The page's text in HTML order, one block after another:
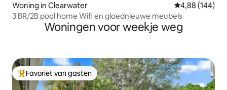
Woning in Clearwater Gemiddelde
4,88 (144)
3 BR/2B pool home Wifi en gloednieuwe meubels
Woningen voor weekje weg
Topfavoriet van gasten
Favoriet van gasten